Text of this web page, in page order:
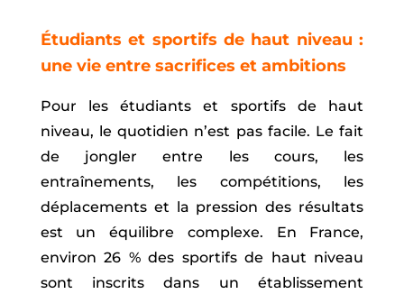
Étudiants et sportifs de haut niveau :
une vie entre sacrifices et ambitions
Pour les étudiants et sportifs de haut
niveau, le quotidien n’est pas facile. Le fait
de jongler entre les cours, les
entraînements, les compétitions, les
déplacements et la pression des résultats
est un équilibre complexe. En France,
environ 26 % des sportifs de haut niveau
sont inscrits dans un établissement